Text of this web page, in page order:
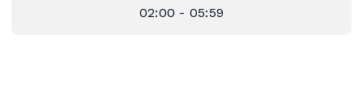
02:00 - 05:59